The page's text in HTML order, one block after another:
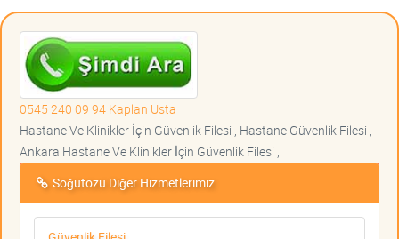
0545 240 09 94 Kaplan Usta
Hastane Ve Klinikler İçin Güvenlik Filesi , Hastane Güvenlik Filesi ,
Ankara Hastane Ve Klinikler İçin Güvenlik Filesi ,
Söğütözü Diğer Hizmetlerimiz